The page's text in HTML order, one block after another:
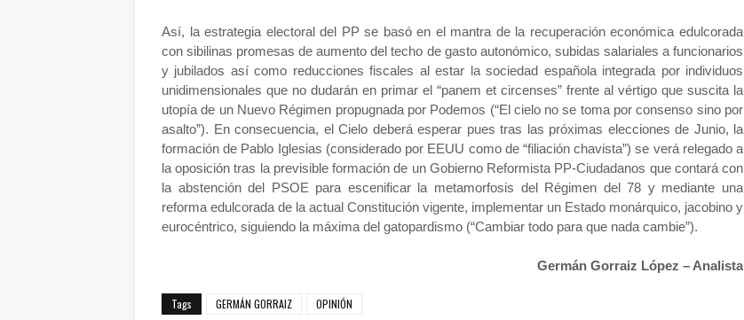
Así, la estrategia electoral del PP se basó en el mantra de la recuperación económica edulcorada
con sibilinas promesas de aumento del techo de gasto autonómico, subidas salariales a funcionarios
y jubilados así como reducciones fiscales al estar la sociedad española integrada por individuos
unidimensionales que no dudarán en primar el “panem et circenses” frente al vértigo que suscita la
utopía de un Nuevo Régimen propugnada por Podemos (“El cielo no se toma por consenso sino por
asalto”). En consecuencia, el Cielo deberá esperar pues tras las próximas elecciones de Junio, la
formación de Pablo Iglesias (considerado por EEUU como de “filiación chavista”) se verá relegado a
la oposición tras la previsible formación de un Gobierno Reformista PP-Ciudadanos que contará con
la abstención del PSOE para escenificar la metamorfosis del Régimen del 78 y mediante una
reforma edulcorada de la actual Constitución vigente, implementar un Estado monárquico, jacobino y
eurocéntrico, siguiendo la máxima del gatopardismo (“Cambiar todo para que nada cambie”).
Germán Gorraiz López – Analista
Tags GERMÁN GORRAIZ OPINIÓN